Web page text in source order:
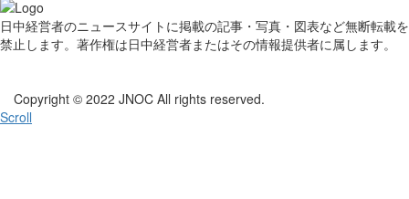
日中経営者のニュースサイトに掲載の記事・写真・図表など無断転載を
禁止します。著作権は日中経営者またはその情報提供者に属します。
Copyright © 2022 JNOC All rights reserved.
Scroll